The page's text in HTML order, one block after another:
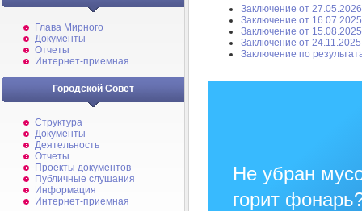
Глава Мирного
Документы
Отчеты
Интернет-приемная
Городской Совет
Структура
Документы
Деятельность
Отчеты
Проекты документов
Публичные слушания
Информация
Интернет-приемная
Заключение от 27.05.2026
Заключение от 16.07.2025
Заключение от 15.08.2025
Заключение от 24.11.2025
Заключение по
Не убран
горит